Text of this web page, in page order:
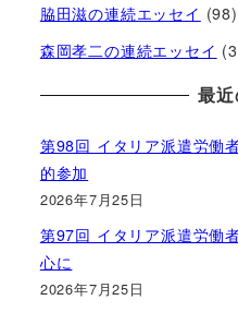
脇田滋の連続エッセイ (98)
森岡孝二の連続エッセイ
最
第98回 イタリア派遣労働
的参加
2026年7月25日
第97回 イタリア派遣労働
心に
2026年7月25日